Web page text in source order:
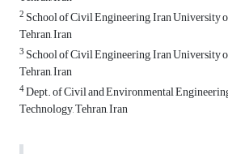
2 School of Civil Engineering, Iran University
Tehran, Iran
3 School of Civil Engineering, Iran University
Tehran, Iran
4Dept. of Civil and Environmental
Technology, Tehran, Iran